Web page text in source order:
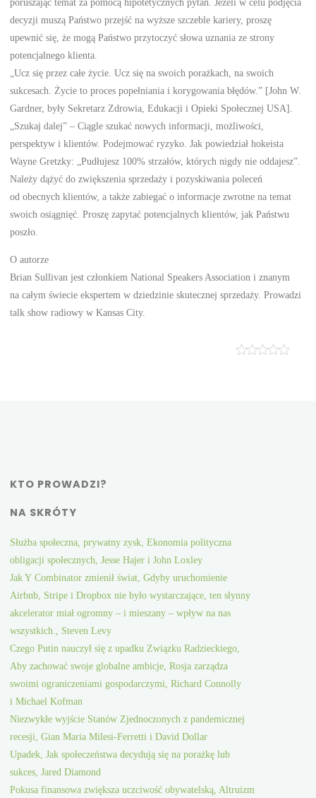
decyzji muszą Państwo przejść na wyższe szczeble kariery, proszę
upewnić się, że mogą Państwo przytoczyć słowa uznania ze strony
potencjalnego klienta.
„Ucz się przez całe życie. Ucz się na swoich porażkach, na swoich
sukcesach. Życie to proces popełniania i korygowania błędów.” [John W.
Gardner, były Sekretarz Zdrowia, Edukacji i Opieki Społecznej USA].
„Szukaj dalej” – Ciągle szukać nowych informacji, możliwości,
perspektyw i klientów. Podejmować ryzyko. Jak powiedział hokeista
Wayne Gretzky: „Pudłujesz 100% strzałów, których nigdy nie oddajesz”.
Należy dążyć do zwiększenia sprzedaży i pozyskiwania poleceń
od obecnych klientów, a także zabiegać o informacje zwrotne na temat
swoich osiągnięć. Proszę zapytać potencjalnych klientów, jak Państwu
poszło.
O autorze
Brian Sullivan jest członkiem National Speakers Association i znanym
na całym świecie ekspertem w dziedzinie skutecznej sprzedaży. Prowadzi
talk show radiowy w Kansas City.
KTO PROWADZI?
NA SKRÓTY
Służba społeczna, prywatny zysk, Ekonomia polityczna
obligacji społecznych, Jesse Hajer i John Loxley
Jak Y Combinator zmienił świat, Gdyby uruchomienie
Airbnb, Stripe i Dropbox nie było wystarczające, ten słynny
akcelerator miał ogromny – i mieszany – wpływ na nas
wszystkich., Steven Levy
Czego Putin nauczył się z upadku Związku Radzieckiego,
Aby zachować swoje globalne ambicje, Rosja zarządza
swoimi ograniczeniami gospodarczymi, Richard Connolly
i Michael Kofman
Niezwykłe wyjście Stanów Zjednoczonych z pandemicznej
recesji, Gian Maria Milesi-Ferretti i David Dollar
Upadek, Jak społeczeństwa decydują się na porażkę lub
sukces, Jared Diamond
Pokusa finansowa zwiększa uczciwość obywatelską, Altruizm